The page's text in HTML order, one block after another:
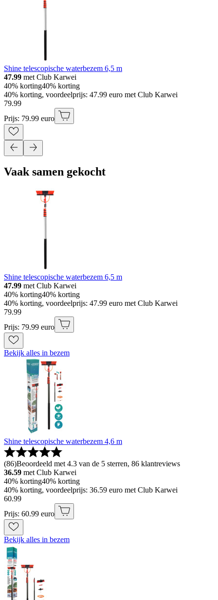
Shine telescopische waterbezem 6,5 m
47.99 met Club Karwei
40% korting40% korting
40% korting, voordeelprijs: 47.99 euro met Club Karwei
79.99
Prijs: 79.99 euro
Vaak samen gekocht
Shine telescopische waterbezem 6,5 m
47.99 met Club Karwei
40% korting40% korting
40% korting, voordeelprijs: 47.99 euro met Club Karwei
79.99
Prijs: 79.99 euro
Bekijk alles in bezem
Shine telescopische waterbezem 4,6 m
(86)Beoordeeld met 4.3 van de 5 sterren, 86 klantreviews
36.59 met Club Karwei
40% korting40% korting
40% korting, voordeelprijs: 36.59 euro met Club Karwei
60.99
Prijs: 60.99 euro
Bekijk alles in bezem